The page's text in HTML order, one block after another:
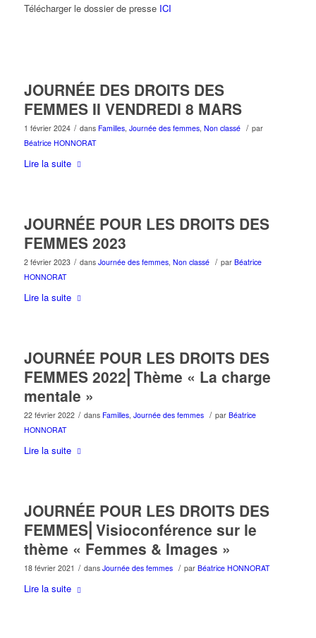
Télécharger le dossier de presse ICI
JOURNÉE DES DROITS DES
FEMMES II VENDREDI 8 MARS
1 février 2024 / dans Familles, Journée des femmes, Non classé / par
Béatrice HONNORAT
Lire la suite
JOURNÉE POUR LES DROITS DES
FEMMES 2023
2 février 2023 / dans Journée des femmes, Non classé / par Béatrice
HONNORAT
Lire la suite
JOURNÉE POUR LES DROITS DES
FEMMES 2022⎜Thème « La charge
mentale »
22 février 2022 / dans Familles, Journée des femmes / par Béatrice
HONNORAT
Lire la suite
JOURNÉE POUR LES DROITS DES
FEMMES⎜Visioconférence sur le
thème « Femmes & Images »
18 février 2021 / dans Journée des femmes / par Béatrice HONNORAT
Lire la suite